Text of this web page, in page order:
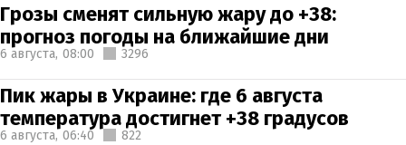
Грозы сменят сильную жару до +38:
прогноз погоды на ближайшие дни
6 августа, 08:00 3296
Пик жары в Украине: где 6 августа
температура достигнет +38 градусов
6 августа, 06:40 822